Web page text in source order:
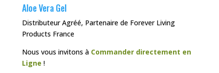
Aloe Vera Gel
Distributeur Agréé, Partenaire de Forever Living
Products France
Nous vous invitons à Commander directement en
Ligne !